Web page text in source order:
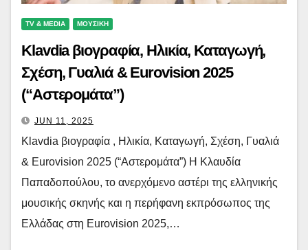
TV & MEDIA ΜΟΥΣΙΚΗ
Klavdia βιογραφία, Ηλικία, Καταγωγή,
Σχέση, Γυαλιά & Eurovision 2025
(“Αστερομάτα”)
JUN 11, 2025
Klavdia βιογραφία , Ηλικία, Καταγωγή, Σχέση, Γυαλιά
& Eurovision 2025 (“Αστερομάτα”) Η Κλαυδία
Παπαδοπούλου, το ανερχόμενο αστέρι της ελληνικής
μουσικής σκηνής και η περήφανη εκπρόσωπος της
Ελλάδας στη Eurovision 2025,…